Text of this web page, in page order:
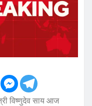
विष्णुदेव साय आज